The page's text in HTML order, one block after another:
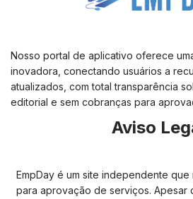
Nosso portal de aplicativo oferece
inovadora, conectando usuários a
atualizados, com total transparência
editorial e sem cobranças para
Aviso
EmpDay é um site independente
para aprovação de serviços. Apesar